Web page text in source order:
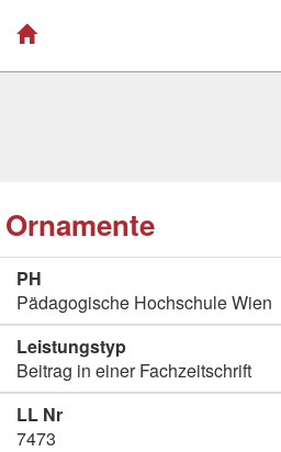
Ornamente
PH
Pädagogische Hochschule Wien
Leistungstyp
Beitrag in einer Fachzeitschrift
LL Nr
7473